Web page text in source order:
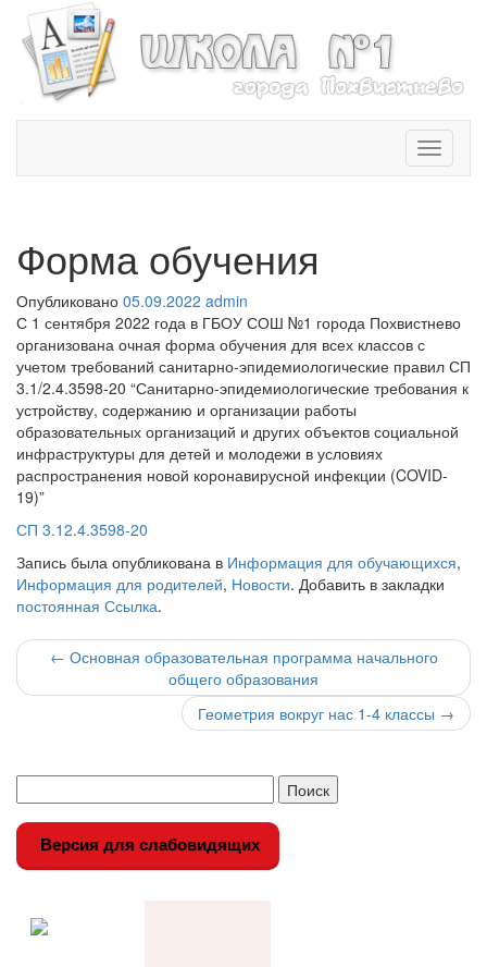
T
o
v
g
a
i
n
Форма обучения
Опубликовано 05.09.2022 admin
С 1 сентября 2022 года в ГБОУ СОШ №1 города Похвистнево
организована очная форма обучения для всех классов с
учетом требований санитарно-эпидемиологические правил СП
3.1/2.4.3598-20 “Санитарно-эпидемиологические требования к
устройству, содержанию и организации работы
образовательных организаций и других объектов социальной
инфраструктуры для детей и молодежи в условиях
распространения новой коронавирусной инфекции (COVID-
19)”
СП 3.12.4.3598-20
Запись была опубликована в Информация для обучающихся,
Информация для родителей, Новости. Добавить в закладки
постоянная Ссылка.
Навигация
по
← Основная образовательная программа начального
общего образования
Геометрия вокруг нас 1-4 классы →
Версия для слабовидящих